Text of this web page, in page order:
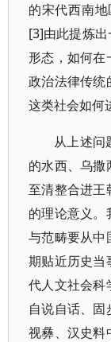
的宋代西南地
[3]由此提炼
形态，如何在
政治法律传统
这类社会如何
从上述问
的水西、乌撒
至清整合进王
的理论意义。
与范畴要从中
期贴近历史当
代人文社会科
自说自话、
视彝、汉史料